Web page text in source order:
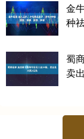
金
种
蜀
卖